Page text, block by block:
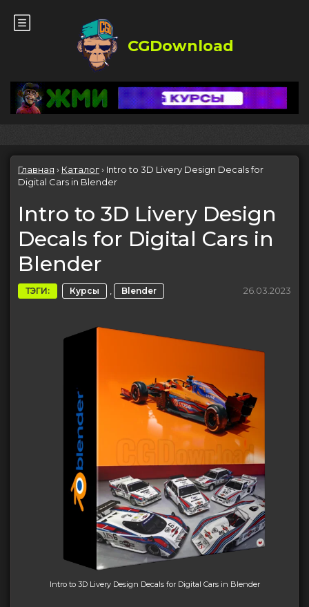
CGDownload
Главная › Каталог› Intro to 3D Livery Design Decals for
Digital Cars in Blender
Intro to 3D Livery Design
Decals for Digital Cars in
Blender
ТЭГИ: Курсы , Blender 26.03.2023
Intro to 3D Livery Design Decals for Digital Cars in Blender